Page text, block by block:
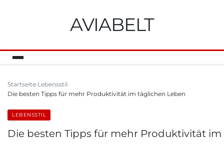
AVIABELT
Startseite Lebensstil
Die besten Tipps für mehr Produktivität im täglichen Leben
LEBENSSTIL
Die besten Tipps für mehr Produktivität